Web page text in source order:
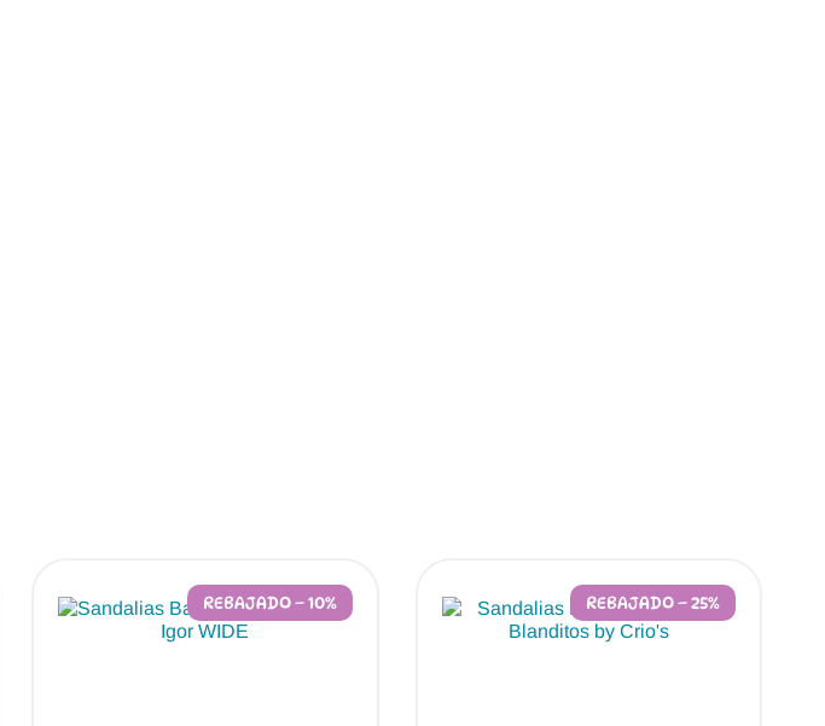
REBAJADO – 10% REBAJADO – 25%